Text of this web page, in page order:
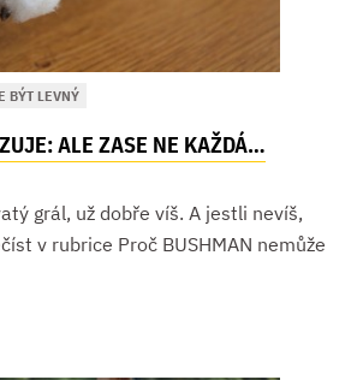
BÝT LEVNÝ
ALE ZASE NE KAŽDÁ…
grál, už dobře víš. A jestli nevíš,
v rubrice Proč BUSHMAN nemůže